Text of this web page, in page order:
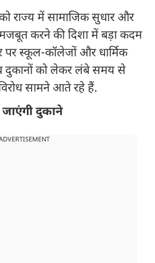
राज्य में सामाजिक सुधार और
मजबूत करने की दिशा में बड़ा कदम
पर स्कूल-कॉलेजों और धार्मिक
दुकानों को लेकर लंबे समय से
सामने आते रहे हैं.
दुकाने